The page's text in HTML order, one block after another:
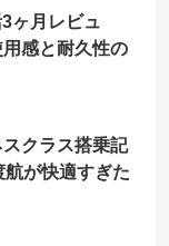
ヶ月レビュ
感と耐久性の
クラス搭乗記
航が快適すぎた